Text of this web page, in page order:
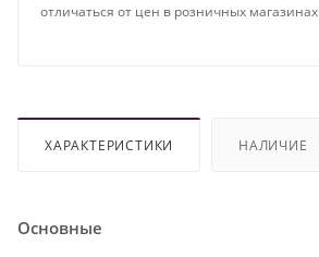
отличаться от цен в розничных магазинах
ХАРАКТЕРИСТИКИ НАЛИЧИЕ
Основные